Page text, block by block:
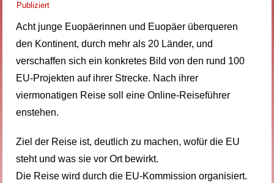
Publiziert
Acht junge Euopäerinnen und Euopäer überqueren
den Kontinent, durch mehr als 20 Länder, und
verschaffen sich ein konkretes Bild von den rund 100
EU-Projekten auf ihrer Strecke. Nach ihrer
viermonatigen Reise soll eine Online-Reiseführer
enstehen.
Ziel der Reise ist, deutlich zu machen, wofür die EU
steht und was sie vor Ort bewirkt.
Die Reise wird durch die EU-Kommission organisiert.